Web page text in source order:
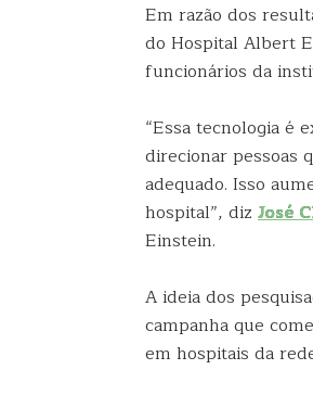
Em razão dos
do Hospital Albert
funcionários da
“Essa tecnologia é
direcionar pessoas
adequado. Isso
hospital”, diz José
Einstein.
A ideia dos
campanha que
em hospitais da